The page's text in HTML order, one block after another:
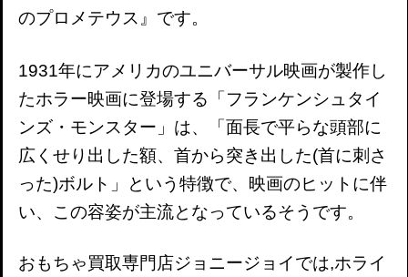
のプロメテウス』です。
1931年にアメリカのユニバーサル映画が製作し
たホラー映画に登場する「フランケンシュタイ
ンズ・モンスター」は、「面長で平らな頭部に
広くせり出した額、首から突き出した(首に刺さ
った)ボルト」という特徴で、映画のヒットに伴
い、この容姿が主流となっているそうです。
おもちゃ買取専門店ジョニージョイでは,ホライ